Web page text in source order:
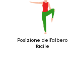
Posizione dell'albero
facile